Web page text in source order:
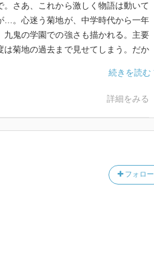
さあ、これから激しく物語は動いて
…。心迷う菊地が、中学時代から一年
鬼の学園での強さも描かれる。主要
は菊地の過去まで見せてしまう。だか
詳細をみる
フォロー